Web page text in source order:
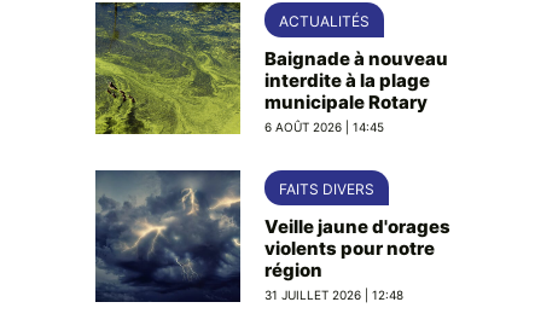
ACTUALITÉS
Baignade à nouveau
interdite à la plage
municipale Rotary
6 AOÛT 2026 | 14:45
FAITS DIVERS
Veille jaune d'orages
violents pour notre
région
31 JUILLET 2026 | 12:48